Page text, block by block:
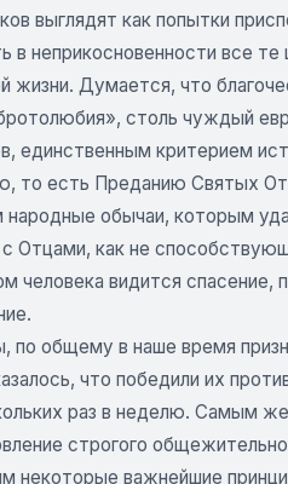
выглядят как попытки
в неприкосновенности все
жизни. Думается, что
столь чуждый
единственным критерием
то есть Преданию Святых
обычаи, которым
с Отцами, как не
человека видится спасение,
по общему в наше время
что победили их
раз в неделю. Самым
строгого
некоторые важнейшие